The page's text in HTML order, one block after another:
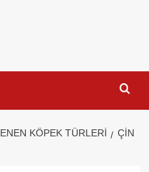
KÖPEK TÜRLERI
ÇIN